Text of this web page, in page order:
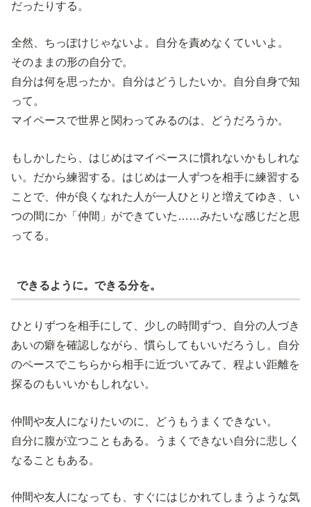
だったりする。
全然、ちっぽけじゃないよ。自分を責めなくていいよ。
そのままの形の自分で。
自分は何を思ったか。自分はどうしたいか。自分自身で知
って。
マイペースで世界と関わってみるのは、どうだろうか。
もしかしたら、はじめはマイペースに慣れないかもしれな
い。だから練習する。はじめは一人ずつを相手に練習する
ことで、仲が良くなれた人が一人ひとりと増えてゆき、い
つの間にか「仲間」ができていた……みたいな感じだと思
ってる。
できるように。できる分を。
ひとりずつを相手にして、少しの時間ずつ、自分の人づき
あいの癖を確認しながら、慣らしてもいいだろうし。自分
のペースでこちらから相手に近づいてみて、程よい距離を
探るのもいいかもしれない。
仲間や友人になりたいのに、どうもうまくできない。
自分に腹が立つこともある。うまくできない自分に悲しく
なることもある。
仲間や友人になっても、すぐにはじかれてしまうような気